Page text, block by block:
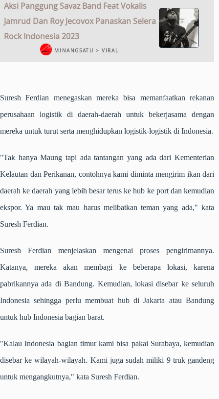
Aksi Panggung Savaz Band Feat Vokalis
Jamrud Dan Roy Jecovox Panaskan Selera
Rock Indonesia 2023
MINANGSATU > VIRAL
Suresh Ferdian menegaskan mereka bisa memanfaatkan rekanan
perusahaan logistik di daerah-daerah untuk bekerjasama dengan
mereka untuk turut serta menghidupkan logistik-logistik di Indonesia.
"Tak hanya Maung tapi ada tantangan yang ada dari Kementerian
Kelautan dan Perikanan, contohnya kami diminta mengirim ikan dari
daerah ke daerah yang lebih besar terus ke hub ke port dan kemudian
ekspor. Ya mau tak mau harus melibatkan teman yang ada," kata
Suresh Ferdian.
Suresh Ferdian menjelaskan mengenai proses pengirimannya.
Katanya, mereka akan membagi ke beberapa lokasi, karena
pabrikannya ada di Bandung. Kemudian, lokasi disebar ke seluruh
Indonesia sehingga perlu membuat hub di Jakarta atau Bandung
untuk hub Indonesia bagian barat.
"Kalau Indonesia bagian timur kami bisa pakai Surabaya, kemudian
disebar ke wilayah-wilayah. Kami juga sudah miliki 9 truk gandeng
untuk mengangkutnya," kata Suresh Ferdian.